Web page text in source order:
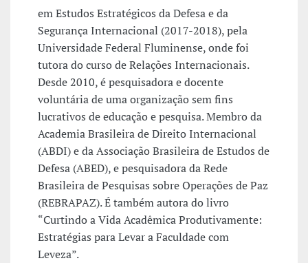
em Estudos Estratégicos da Defesa e da
Segurança Internacional (2017-2018), pela
Universidade Federal Fluminense, onde foi
tutora do curso de Relações Internacionais.
Desde 2010, é pesquisadora e docente
voluntária de uma organização sem fins
lucrativos de educação e pesquisa. Membro da
Academia Brasileira de Direito Internacional
(ABDI) e da Associação Brasileira de Estudos de
Defesa (ABED), e pesquisadora da Rede
Brasileira de Pesquisas sobre Operações de Paz
(REBRAPAZ). É também autora do livro
“Curtindo a Vida Acadêmica Produtivamente:
Estratégias para Levar a Faculdade com
Leveza”.